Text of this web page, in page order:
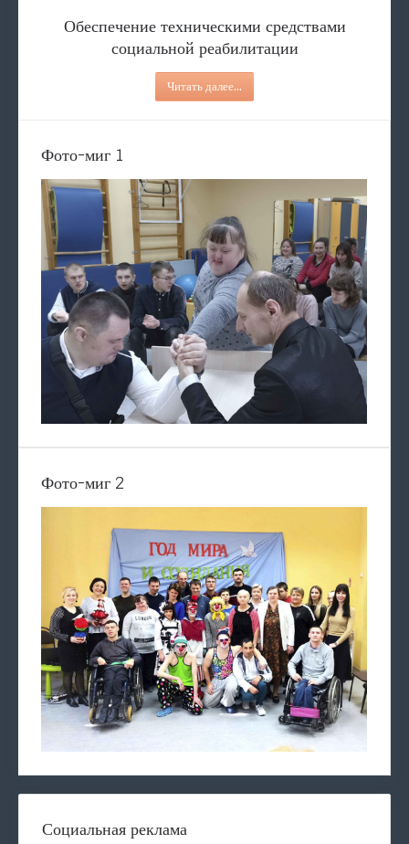
Обеспечение техническими средствами
социальной реабилитации
Читать далее...
Фото-миг 1
Фото-миг 2
Социальная реклама